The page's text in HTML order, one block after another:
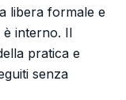
libera formale e
interno. Il
pratica e
senza